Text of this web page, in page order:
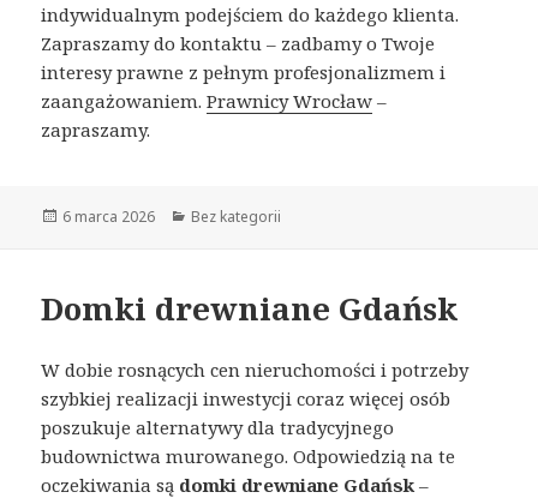
indywidualnym podejściem do każdego klienta.
Zapraszamy do kontaktu – zadbamy o Twoje
interesy prawne z pełnym profesjonalizmem i
zaangażowaniem.Prawnicy Wrocław –
zapraszamy.
Opublikowano
6 marca 2026 Kategorie
Bez kategorii
Domki drewniane Gdańsk
W dobie rosnących cen nieruchomości i potrzeby
szybkiej realizacji inwestycji coraz więcej osób
poszukuje alternatywy dla tradycyjnego
budownictwa murowanego. Odpowiedzią na te
oczekiwania są domki drewniane Gdańsk –